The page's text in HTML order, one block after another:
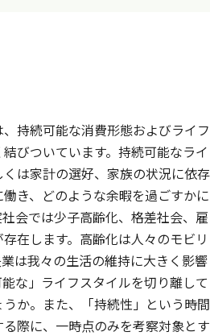
持続可能な消費形態およびライフ
びついています。持続可能なライ
は家計の選好、家族の状況に依存
き、どのような余暇を過ごすかに
会では少子高齢化、格差社会、雇
在します。高齢化は人々のモビリ
は我々の生活の維持に大きく影響
な」ライフスタイルを切り離して
か。また、「持続性」という時間
際に、一時点のみを考察対象とす